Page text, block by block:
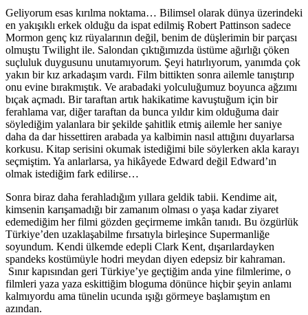
Geliyorum esas kırılma noktama… Bilimsel olarak dünya üzerindeki
en yakışıklı erkek olduğu da ispat edilmiş Robert Pattinson sadece
Mormon genç kız rüyalarının değil, benim de düşlerimin bir parçası
olmuştu Twilight ile. Salondan çıktığımızda üstüme ağırlığı çöken
suçluluk duygusunu unutamıyorum. Şeyi hatırlıyorum, yanımda çok
yakın bir kız arkadaşım vardı. Film bittikten sonra ailemle tanıştırıp
onu evine bırakmıştık. Ve arabadaki yolculuğumuz boyunca ağzımı
bıçak açmadı. Bir taraftan artık hakikatime kavuştuğum için bir
ferahlama var, diğer taraftan da bunca yıldır kim olduğuma dair
söylediğim yalanlara bir şekilde şahitlik etmiş ailemle her saniye
daha da dar hissettiren arabada ya kalbimin nasıl attığını duyarlarsa
korkusu. Kitap serisini okumak istediğimi bile söylerken akla karayı
seçmiştim. Ya anlarlarsa, ya hikâyede Edward değil Edward’ın
olmak istediğim fark edilirse…
Sonra biraz daha ferahladığım yıllara geldik tabii. Kendime ait,
kimsenin karışamadığı bir zamanım olması o yaşa kadar ziyaret
edemediğim her filmi gözden geçirmeme imkân tanıdı. Bu özgürlük
Türkiye’den uzaklaşabilme fırsatıyla birleşince Supermanliğe
soyundum. Kendi ülkemde edepli Clark Kent, dışarılardayken
spandeks kostümüyle hodri meydan diyen edepsiz bir kahraman.
Sınır kapısından geri Türkiye’ye geçtiğim anda yine filmlerime, o
filmleri yaza yaza eskittiğim bloguma dönünce hiçbir şeyin anlamı
kalmıyordu ama tünelin ucunda ışığı görmeye başlamıştım en
azından.